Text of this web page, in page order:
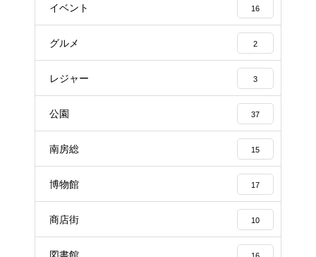
イベント 16
グルメ 2
レジャー 3
公園 37
南房総 15
博物館 17
商店街 10